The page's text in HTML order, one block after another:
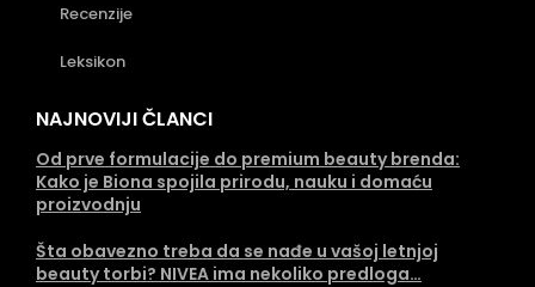
Recenzije
Leksikon
NAJNOVIJI ČLANCI
Od prve formulacije do premium beauty brenda:
Kako je Biona spojila prirodu, nauku i domaću
proizvodnju
Šta obavezno treba da se nađe u vašoj letnjoj
beauty torbi? NIVEA ima nekoliko predloga…